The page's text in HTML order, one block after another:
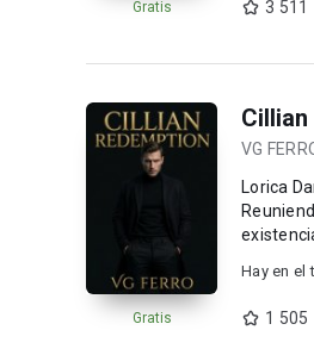
Gratis 3 511
Gratis
Cillian
VG
Lorica
Hay en el
1 505